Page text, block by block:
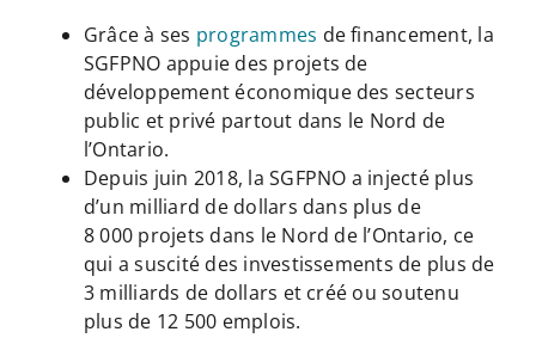
Grâce à ses programmes de financement, la
SGFPNO appuie des projets de
développement économique des secteurs
public et privé partout dans le Nord de
l’Ontario.
Depuis juin 2018, la SGFPNO a injecté plus
d’un milliard de dollars dans plus de
8 000 projets dans le Nord de l’Ontario, ce
qui a suscité des investissements de plus de
3 milliards de dollars et créé ou soutenu
plus de 12 500 emplois.